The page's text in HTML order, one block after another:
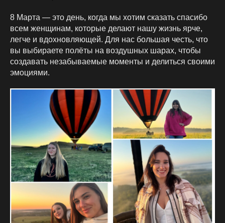
8 Марта — это день, когда мы хотим сказать спасибо
всем женщинам, которые делают нашу жизнь ярче,
легче и вдохновляющей. Для нас большая честь, что
вы выбираете полёты на воздушных шарах, чтобы
создавать незабываемые моменты и делиться своими
эмоциями.